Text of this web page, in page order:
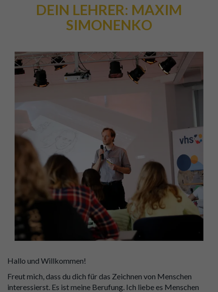
DEIN LEHRER: MAXIM
SIMONENKO
Hallo und Willkommen!
Freut mich, dass du dich für das Zeichnen von Menschen
interessierst. Es ist meine Berufung. Ich liebe es Menschen